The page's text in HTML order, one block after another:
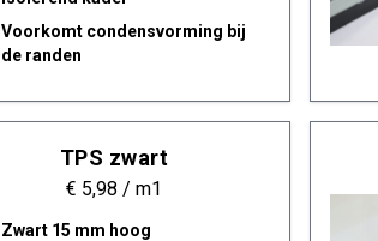
Voorkomt condensvorming bij
de randen
TPS zwart
€ 5,98 / m1
Zwart 15 mm hoog